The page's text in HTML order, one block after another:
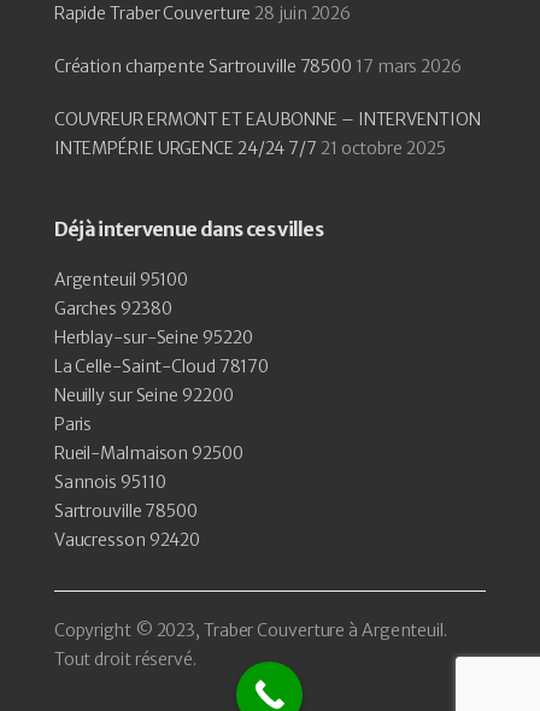
Rapide Traber Couverture 28 juin 2026
Création charpente Sartrouville 78500 17 mars 2026
COUVREUR ERMONT ET EAUBONNE – INTERVENTION
INTEMPÉRIE URGENCE 24/24 7/7 21 octobre 2025
Déjà intervenue dans ces villes
Argenteuil 95100
Garches 92380
Herblay-sur-Seine 95220
La Celle-Saint-Cloud 78170
Neuilly sur Seine 92200
Paris
Rueil-Malmaison 92500
Sannois 95110
Sartrouville 78500
Vaucresson 92420
Copyright © 2023, Traber Couverture à Argenteuil.
Tout droit réservé.